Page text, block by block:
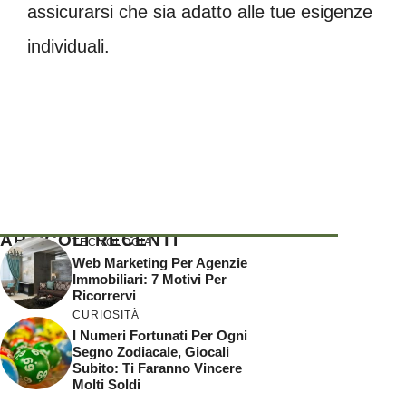
assicurarsi che sia adatto alle tue esigenze
individuali.
ARTICOLI RECENTI
TECNOLOGIA
Web Marketing Per Agenzie
Immobiliari: 7 Motivi Per
Ricorrervi
CURIOSITÀ
I Numeri Fortunati Per Ogni
Segno Zodiacale, Giocali
Subito: Ti Faranno Vincere
Molti Soldi